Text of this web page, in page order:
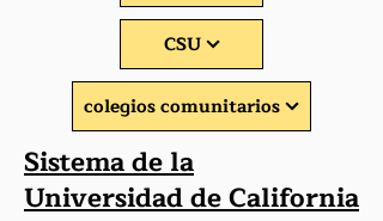
CSU
colegios comunitarios
Sistema de la
Universidad de California